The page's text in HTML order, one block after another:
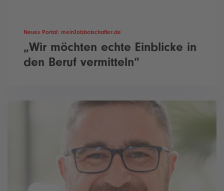
Neues Portal: meinJobbotschafter.de
„Wir möchten echte Einblicke in
den Beruf vermitteln“